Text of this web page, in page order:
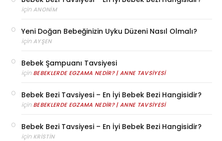
için ANONIM
Yeni Doğan Bebeğinizin Uyku Düzeni Nasıl Olmalı?
için AYŞEN
Bebek Şampuanı Tavsiyesi
için BEBEKLERDE EGZAMA NEDIR? | ANNE TAVSIYESI
Bebek Bezi Tavsiyesi – En İyi Bebek Bezi Hangisidir?
için BEBEKLERDE EGZAMA NEDIR? | ANNE TAVSIYESI
Bebek Bezi Tavsiyesi – En İyi Bebek Bezi Hangisidir?
için KRISTIN